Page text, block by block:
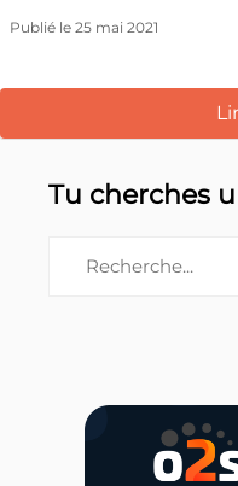
Publié le 25 mai 2021
Tu cherches